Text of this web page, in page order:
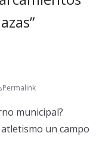
”
Permalink
municipal?
un campo